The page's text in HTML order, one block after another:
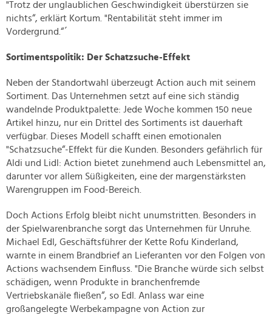
"Trotz der unglaublichen Geschwindigkeit überstürzen sie
nichts“, erklärt Kortum. "Rentabilität steht immer im
Vordergrund.“´
Sortimentspolitik: Der Schatzsuche-Effekt
Neben der Standortwahl überzeugt Action auch mit seinem
Sortiment. Das Unternehmen setzt auf eine sich ständig
wandelnde Produktpalette: Jede Woche kommen 150 neue
Artikel hinzu, nur ein Drittel des Sortiments ist dauerhaft
verfügbar. Dieses Modell schafft einen emotionalen
"Schatzsuche“-Effekt für die Kunden. Besonders gefährlich für
Aldi und Lidl: Action bietet zunehmend auch Lebensmittel an,
darunter vor allem Süßigkeiten, eine der margenstärksten
Warengruppen im Food-Bereich.
Doch Actions Erfolg bleibt nicht unumstritten. Besonders in
der Spielwarenbranche sorgt das Unternehmen für Unruhe.
Michael Edl, Geschäftsführer der Kette Rofu Kinderland,
warnte in einem Brandbrief an Lieferanten vor den Folgen von
Actions wachsendem Einfluss. "Die Branche würde sich selbst
schädigen, wenn Produkte in branchenfremde
Vertriebskanäle fließen“, so Edl. Anlass war eine
großangelegte Werbekampagne von Action zur